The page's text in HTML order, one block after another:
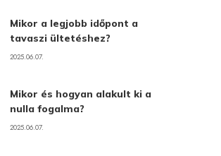
Mikor a legjobb időpont a
tavaszi ültetéshez?
2025.06.07.
Mikor és hogyan alakult ki a
nulla fogalma?
2025.06.07.